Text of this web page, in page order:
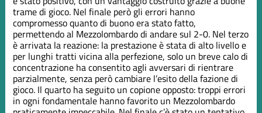
trame di gioco. Nel finale però gli errori hanno
compromesso quanto di buono era stato fatto,
permettendo al Mezzolombardo di andare sul 2-0. Nel terzo
è arrivata la reazione: la prestazione è stata di alto livello e
per lunghi tratti vicina alla perfezione, solo un breve calo di
concentrazione ha consentito agli avversari di rientrare
parzialmente, senza però cambiare l’esito della fazione di
gioco. Il quarto ha seguito un copione opposto: troppi errori
in ogni fondamentale hanno favorito un Mezzolombardo